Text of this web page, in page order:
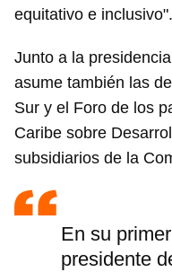
equitativo e inclusivo".
Junto a la
asume también las
Sur y el Foro de los
Caribe sobre
subsidiarios de la
En su
presidente